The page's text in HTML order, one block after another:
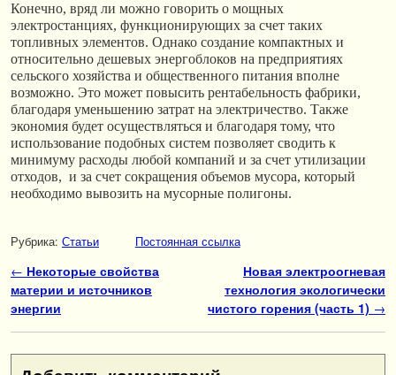
Конечно, вряд ли можно говорить о мощных
электростанциях, функционирующих за счет таких
топливных элементов. Однако создание компактных и
относительно дешевых энергоблоков на предприятиях
сельского хозяйства и общественного питания вполне
возможно. Это может повысить рентабельность фабрики,
благодаря уменьшению затрат на электричество. Также
экономия будет осуществляться и благодаря тому, что
использование подобных систем позволяет сводить к
минимуму расходы любой компаний и за счет утилизации
отходов, и за счет сокращения объемов мусора, который
необходимо вывозить на мусорные полигоны.
Рубрика: Статьи Постоянная ссылка
Навигация по записям
← Некоторые свойства
материи и источников
энергии
Новая электроогневая
технология экологически
чистого горения (часть 1) →